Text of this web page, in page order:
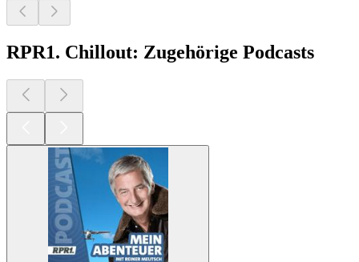
RPR1. Chillout: Zugehörige Podcasts